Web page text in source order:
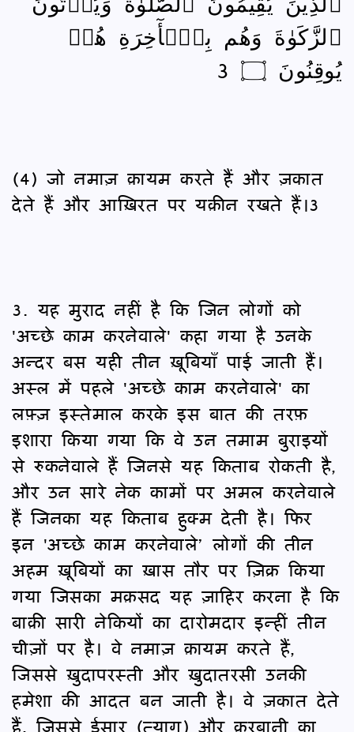
ٱلزَّكَوٰةَ وَهُم بِٱلۡأٓخِرَةِ هُمۡ
يُوقِنُونَ ۝ 3
(4) जो नमाज़ क़ायम करते हैं और ज़कात
देते हैं और आख़िरत पर यक़ीन रखते हैं।3
3. यह मुराद नहीं है कि जिन लोगों को
'अच्छे काम करनेवाले' कहा गया है उनके
अन्दर बस यही तीन ख़ूबियाँ पाई जाती हैं।
अस्ल में पहले 'अच्छे काम करनेवाले' का
लफ़्ज़ इस्तेमाल करके इस बात की तरफ़
इशारा किया गया कि वे उन तमाम बुराइयों
से रुकनेवाले हैं जिनसे यह किताब रोकती है,
और उन सारे नेक कामों पर अमल करनेवाले
हैं जिनका यह किताब हुक्म देती है। फिर
इन 'अच्छे काम करनेवाले’ लोगों की तीन
अहम ख़ूबियों का ख़ास तौर पर ज़िक्र किया
गया जिसका मक़सद यह ज़ाहिर करना है कि
बाक़ी सारी नेकियों का दारोमदार इन्हीं तीन
चीज़ों पर है। वे नमाज़ क़ायम करते हैं,
जिससे ख़ुदापरस्ती और ख़ुदातरसी उनकी
हमेशा की आदत बन जाती है। वे ज़कात देते
हैं, जिससे ईसार (त्याग) और क़ुरबानी का